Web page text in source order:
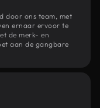
door ons team, met
ernaar ervoor te
de merk- en
aan de gangbare